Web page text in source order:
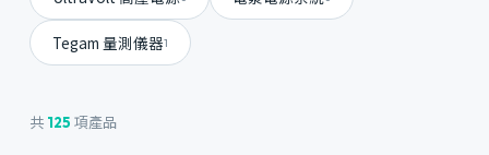
Tegam 量測儀器1
共 125 項產品